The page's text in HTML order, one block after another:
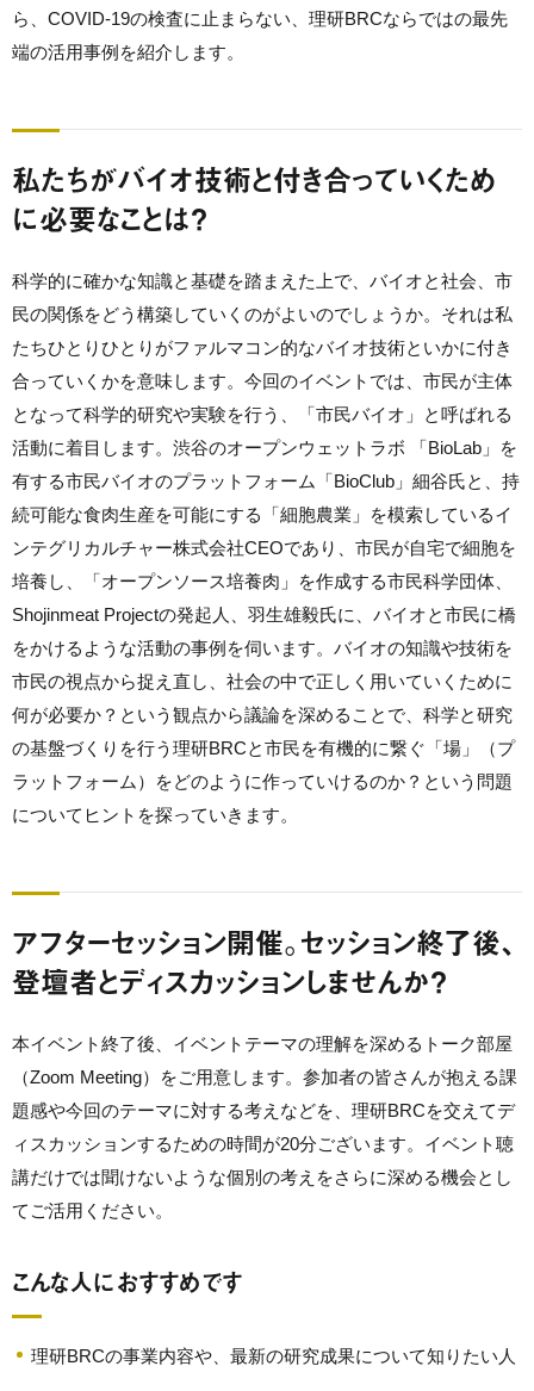
ら、COVID-19の検査に止まらない、理研BRCならではの最先
端の活用事例を紹介します。
私たちがバイオ技術と付き合っていくため
に必要なことは？
科学的に確かな知識と基礎を踏まえた上で、バイオと社会、市
民の関係をどう構築していくのがよいのでしょうか。それは私
たちひとりひとりがファルマコン的なバイオ技術といかに付き
合っていくかを意味します。今回のイベントでは、市民が主体
となって科学的研究や実験を行う、「市民バイオ」と呼ばれる
活動に着目します。渋谷のオープンウェットラボ 「BioLab」を
有する市民バイオのプラットフォーム「BioClub」細谷氏と、持
続可能な食肉生産を可能にする「細胞農業」を模索しているイ
ンテグリカルチャー株式会社CEOであり、市民が自宅で細胞を
培養し、「オープンソース培養肉」を作成する市民科学団体、
Shojinmeat Projectの発起人、羽生雄毅氏に、バイオと市民に橋
をかけるような活動の事例を伺います。バイオの知識や技術を
市民の視点から捉え直し、社会の中で正しく用いていくために
何が必要か？という観点から議論を深めることで、科学と研究
の基盤づくりを行う理研BRCと市民を有機的に繋ぐ「場」（プ
ラットフォーム）をどのように作っていけるのか？という問題
についてヒントを探っていきます。
アフターセッション開催。セッション終了後、
登壇者とディスカッションしませんか？
本イベント終了後、イベントテーマの理解を深めるトーク部屋
（Zoom Meeting）をご用意します。参加者の皆さんが抱える課
題感や今回のテーマに対する考えなどを、理研BRCを交えてデ
ィスカッションするための時間が20分ございます。イベント聴
講だけでは聞けないような個別の考えをさらに深める機会とし
てご活用ください。
こんな人におすすめです
理研BRCの事業内容や、最新の研究成果について知りたい人